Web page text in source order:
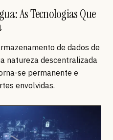
As Tecnologias Que
de dados de
natureza descentralizada
se permanente e
envolvidas.